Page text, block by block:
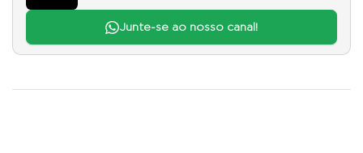
Junte-se ao nosso canal!